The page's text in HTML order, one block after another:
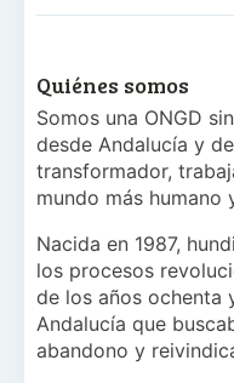
Quiénes somos
Somos una ONGD
desde Andalucía y
transformador,
mundo más humano
Nacida en 1987,
los procesos
de los años ochenta
Andalucía que
abandono y